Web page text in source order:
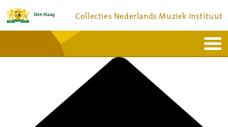
Collecties Nederlands Muziek Instituut
Bronnen en collecties